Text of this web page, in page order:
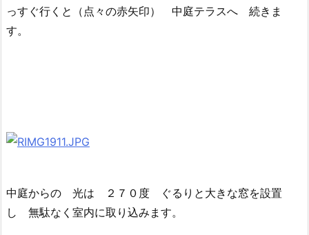
っすぐ行くと（点々の赤矢印） 中庭テラスへ 続きま
す。
中庭からの 光は ２７０度 ぐるりと大きな窓を設置
し 無駄なく室内に取り込みます。